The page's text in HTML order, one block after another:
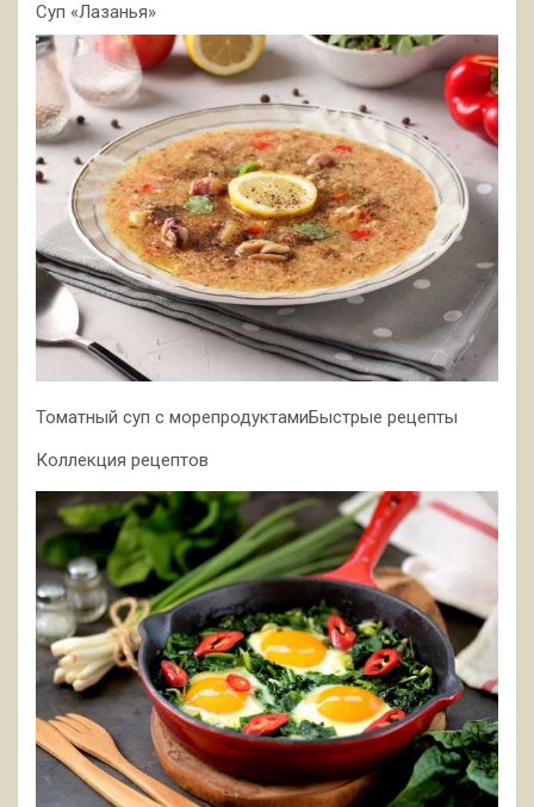
Суп «Лазанья»
Томатный суп с морепродуктамиБыстрые рецепты
Коллекция рецептов